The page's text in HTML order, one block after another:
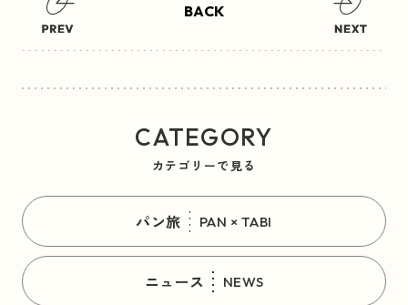
BACK
CATEGORY
カテゴリーで見る
パン旅 PAN × TABI
ニュース NEWS